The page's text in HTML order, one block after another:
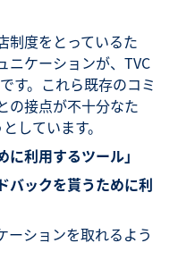
制度をとっているた
ニケーションが、TVC
す。これら既存のコミ
の接点が不十分なた
しています。
利用するツール」
バックを貰うために利
ーションを取れるよう